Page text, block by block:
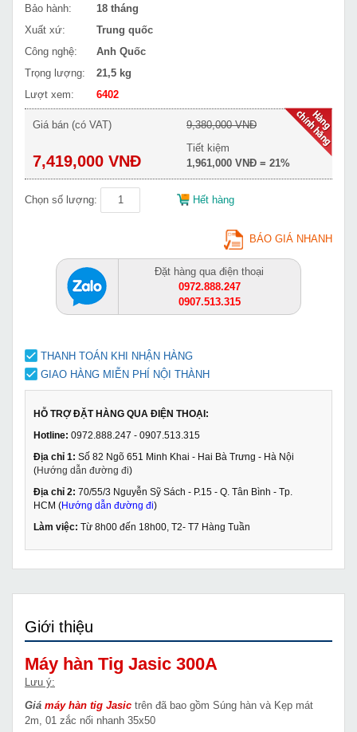
Bảo hành:
18 tháng
Xuất xứ:
Trung quốc
Công nghệ:
Anh Quốc
Trọng lượng:
21,5 kg
Lượt xem:
6402
Giá bán (có VAT)
7,419,000 VNĐ
9,380,000 VNĐ
Tiết kiệm
1,961,000 VNĐ = 21%
Chọn số lượng: Hết hàng
BÁO GIÁ NHANH
Đặt hàng qua điện thoại
0972.888.247
0907.513.315
THANH TOÁN KHI NHẬN HÀNG
GIAO HÀNG MIỄN PHÍ NỘI THÀNH
HỖ TRỢ ĐẶT HÀNG QUA ĐIỆN THOẠI:
Hotline: 0972.888.247 - 0907.513.315
Địa chỉ 1: Số 82 Ngõ 651 Minh Khai - Hai Bà Trưng - Hà Nội
(Hướng dẫn đường đi)
Địa chỉ 2: 70/55/3 Nguyễn Sỹ Sách - P.15 - Q. Tân Bình - Tp.
HCM (Hướng dẫn đường đi)
Làm việc: Từ 8h00 đến 18h00, T2- T7 Hàng Tuần
Giới thiệu
Máy hàn Tig Jasic 300A
Lưu ý:
Giá máy hàn tig Jasic trên đã bao gồm Súng hàn và Kẹp mát
2m, 01 zắc nối nhanh 35x50